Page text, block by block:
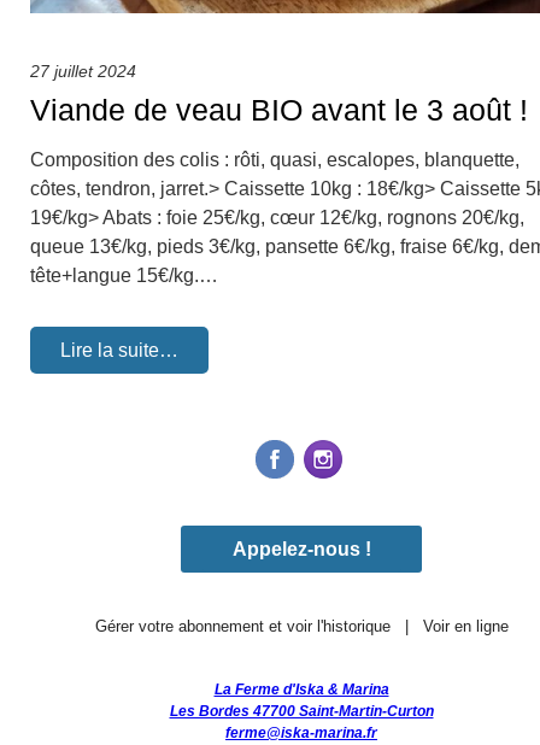
27 juillet 2024
Viande de veau BIO avant le 3 août !
Composition des colis : rôti, quasi, escalopes, blanquette,
côtes, tendron, jarret.> Caissette 10kg : 18€/kg> Caissette
19€/kg> Abats : foie 25€/kg, cœur 12€/kg, rognons 20€/kg,
queue 13€/kg, pieds 3€/kg, pansette 6€/kg, fraise 6€/kg,
tête+langue 15€/kg.…
Lire la suite…
Appelez-nous !
Gérer votre abonnement et voir l'historique| Voir en ligne
La Ferme d'Iska & Marina
Les Bordes 47700 Saint-Martin-Curton
ferme@iska-marina.fr